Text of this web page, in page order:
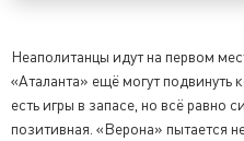
Неаполитанцы идут на первом
«Аталанта» ещё могут подвинуть
есть игры в запасе, но всё равно
позитивная. «Верона» пытается